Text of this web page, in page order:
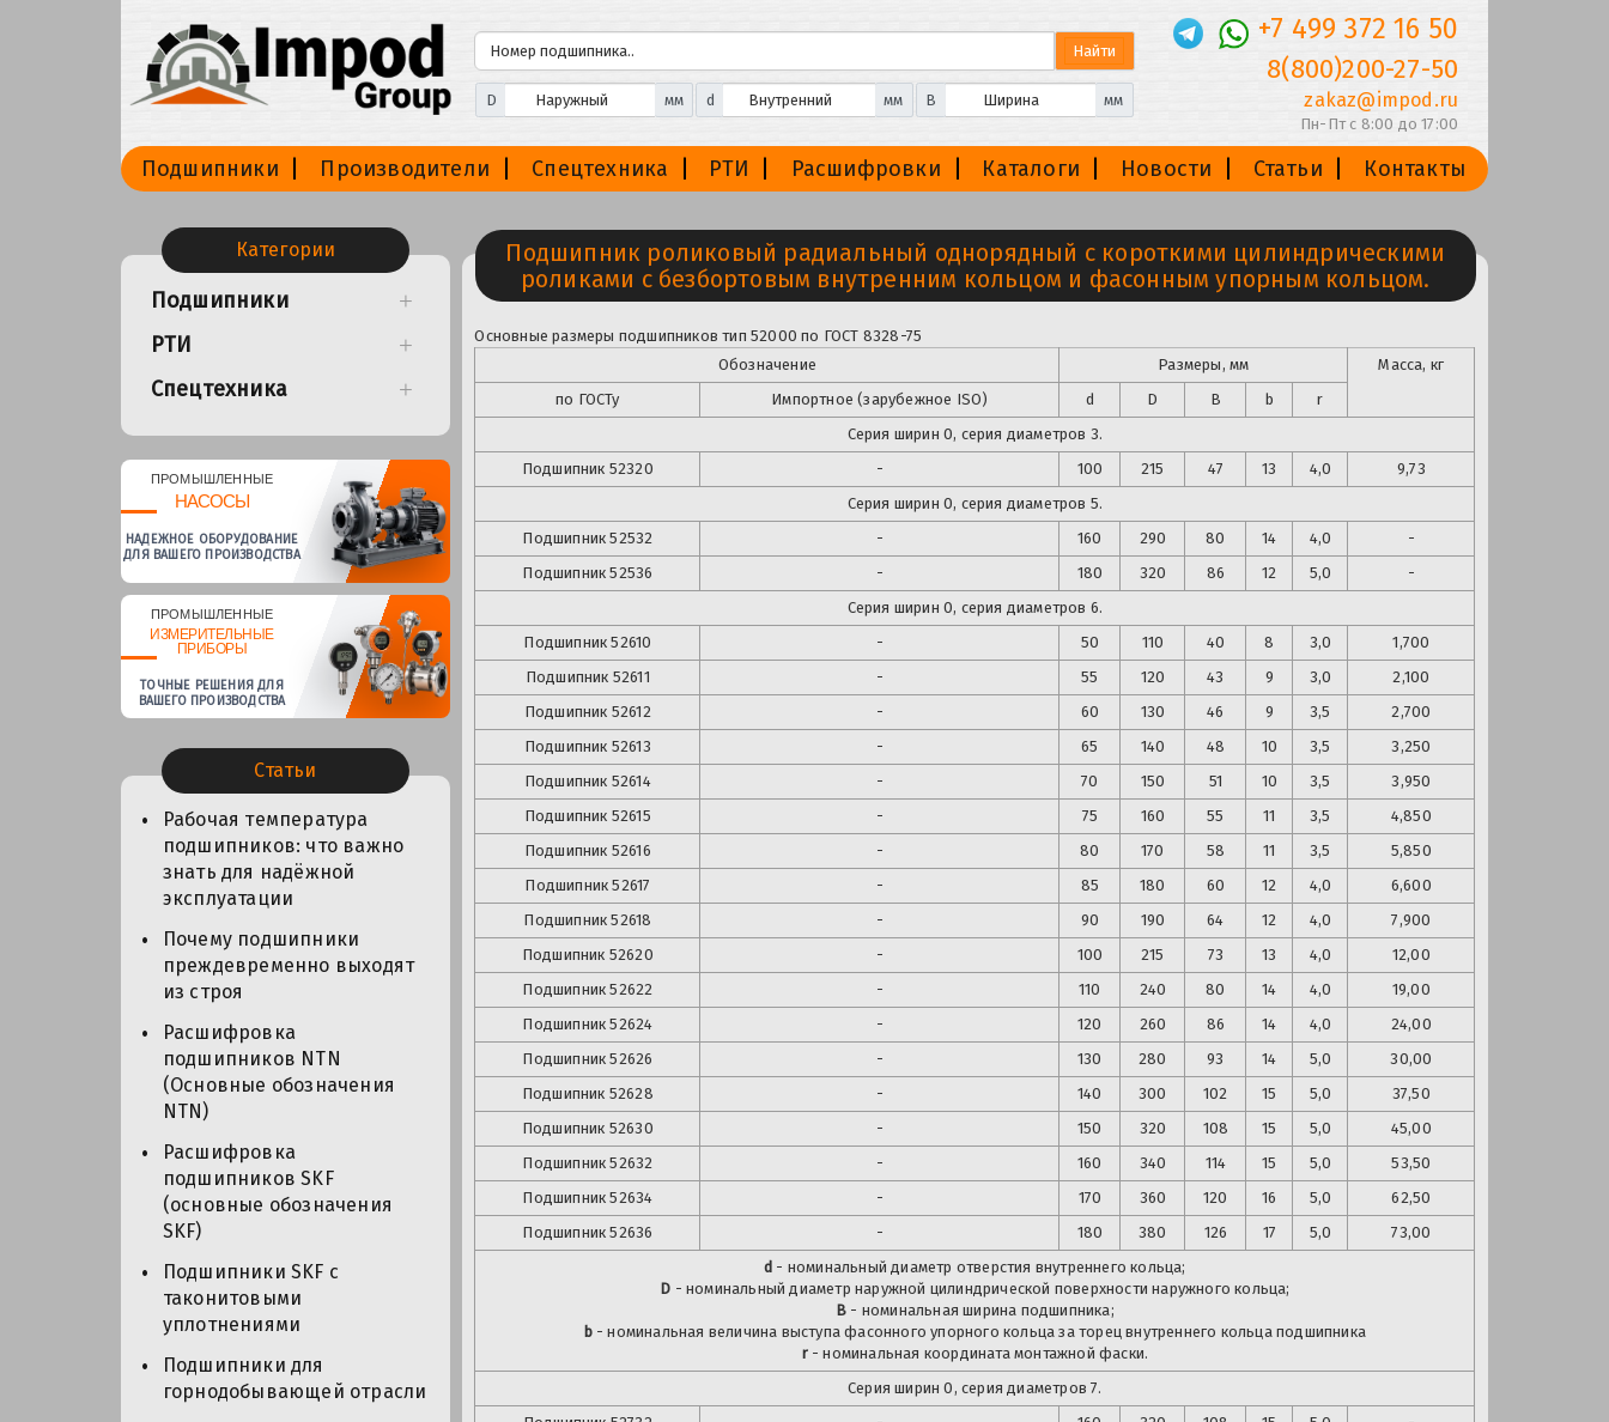
D мм d мм B мм
+7 499 372 16 50
8(800)200-27-50
zakaz@impod.ru
Пн-Пт с 8:00 до 17:00
Подшипники Производители Спецтехника РТИ Расшифровки Каталоги Новости Статьи Контакты
Категории
Подшипники
РТИ
Спецтехника
ПРОМЫШЛЕННЫЕ
НАСОСЫ
НАДЕЖНОЕ ОБОРУДОВАНИЕ
ДЛЯ ВАШЕГО ПРОИЗВОДСТВА
ПРОМЫШЛЕННЫЕ
ИЗМЕРИТЕЛЬНЫЕ
ПРИБОРЫ
ТОЧНЫЕ РЕШЕНИЯ ДЛЯ
ВАШЕГО ПРОИЗВОДСТВА
Статьи
Рабочая температура
подшипников: что важно
знать для надёжной
эксплуатации
Почему подшипники
преждевременно выходят
из строя
Расшифровка
подшипников NTN
(Основные обозначения
NTN)
Расшифровка
подшипников SKF
(основные обозначения
SKF)
Подшипники SKF с
таконитовыми
уплотнениями
Подшипники для
горнодобывающей отрасли
Подшипник роликовый радиальный однорядный с короткими цилиндрическими
роликами с безбортовым внутренним кольцом и фасонным упорным кольцом.
Основные размеры подшипников тип 52000 по ГОСТ 8328-75
Обозначение
Размеры, мм
Масса, кг
по ГОСТу
Импортное (зарубежное ISO) d D B b
r
Серия ширин 0, серия диаметров 3.
Подшипник 52320
- 100 215 47 13 4,0
9,73
Серия ширин 0, серия диаметров 5.
Подшипник52532 - 160 290 80 14 4,0
-
Подшипник52536 - 180 320 86 12 5,0
-
Серия ширин 0, серия диаметров 6.
Подшипник52610 - 50 110 40 8 3,0
1,700
Подшипник 52611 - 55 120 43 9 3,0
2,100
Подшипник 52612 - 60 130 46 9 3,5
2,700
Подшипник 52613 - 65 140 48 10 3,5
3,250
Подшипник 52614 - 70 150 51 10 3,5
3,950
Подшипник 52615 - 75 160 55 11 3,5
4,850
Подшипник 52616 - 80 170 58 11 3,5
5,850
Подшипник52617 - 85 180 60 12 4,0
6,600
Подшипник52618 - 90 190 64 12 4,0
7,900
Подшипник 52620 - 100 215 73 13 4,0
12,00
Подшипник52622 - 110 240 80 14 4,0
19,00
Подшипник52624 - 120 260 86 14 4,0
24,00
Подшипник52626 - 130 280 93 14 5,0
30,00
Подшипник 52628 - 140 300 102 15 5,0
37,50
Подшипник 52630 - 150 320 108 15 5,0
45,00
Подшипник52632 - 160 340 114 15 5,0
53,50
Подшипник52634 - 170 360 120 16 5,0
62,50
Подшипник52636 - 180 380 126 17 5,0
73,00
d - номинальный диаметр отверстия внутреннего кольца;
D - номинальный диаметр наружной цилиндрической поверхности наружного кольца;
B - номинальная ширина подшипника;
b- номинальная величина выступа фасонного упорного кольца за торец внутреннего кольца подшипника
r- номинальная координата монтажной фаски.
Серия ширин 0, серия диаметров 7.